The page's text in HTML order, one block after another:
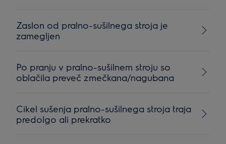
Zaslon od pralno-sušilnega stroja je
zamegljen
Po pranju v pralno-sušilnem stroju so
oblačila preveč zmečkana/nagubana
Cikel sušenja pralno-sušilnega stroja traja
predolgo ali prekratko